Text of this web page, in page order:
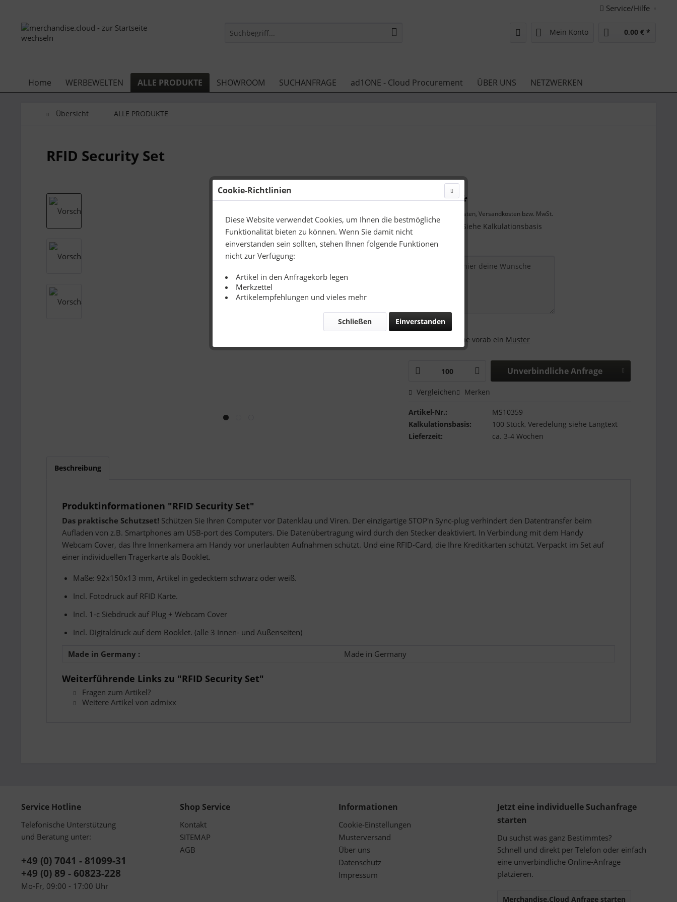
Service/Hilfe
Mein Konto 0,00 € *
Home WERBEWELTEN ALLE PRODUKTE SHOWROOM SUCHANFRAGE ad1ONE - Cloud Procurement ÜBER UNS NETZWERKEN
Übersicht ALLE PRODUKTE
RFID Security Set
12,50 € *
zzgl. Drucknebenkosten, Versandkosten bzw. MwSt.
Richtpreise - Siehe Kalkulationsbasis
Musterversand:
Ich hätte gerne vorab ein Muster
Unverbindliche Anfrage
Vergleichen Merken
Artikel-Nr.:
MS10359
Kalkulationsbasis:
100 Stück, Veredelung siehe Langtext
Lieferzeit:
ca. 3-4 Wochen
Beschreibung
Produktinformationen "RFID Security Set"
Das praktische Schutzset! Schützen Sie Ihren Computer vor Datenklau und Viren. Der einzigartige STOP'n Sync-plug verhindert den Datentransfer beim
Aufladen von z.B. Smartphones am USB-port des Computers. Die Datenübertragung wird durch den Stecker deaktiviert. In Verbindung mit dem Handy
Webcam Cover, das Ihre Innenkamera am Handy vor unerlaubten Aufnahmen schützt. Und eine RFID-Card, die Ihre Kreditkarten schützt. Verpackt im Set auf
einer individuellen Trägerkarte als Booklet.
Maße: 92x150x13 mm, Artikel in gedecktem schwarz oder weiß.
Incl. Fotodruck auf RFID Karte.
Incl. 1-c Siebdruck auf Plug + Webcam Cover
Incl. Digitaldruck auf dem Booklet. (alle 3 Innen- und Außenseiten)
Made in Germany : Made in Germany
Weiterführende Links zu "RFID Security Set"
Fragen zum Artikel?
Weitere Artikel von admixx
Service Hotline
Telefonische Unterstützung
und Beratung unter:
+49 (0) 7041 - 81099-31
+49 (0) 89 - 60823-228
Mo-Fr, 09:00 - 17:00 Uhr
Shop Service
Kontakt
SITEMAP
AGB
Informationen
Cookie-Einstellungen
Musterversand
Über uns
Datenschutz
Impressum
Jetzt eine individuelle Suchanfrage
starten
Du suchst was ganz Bestimmtes?
Schnell und direkt per Telefon oder einfach
eine unverbindliche Online-Anfrage
platzieren.
Merchandise.Cloud Anfrage starten
Cookie-Richtlinien
Diese Website verwendet Cookies, um Ihnen die bestmögliche
Funktionalität bieten zu können. Wenn Sie damit nicht
einverstanden sein sollten, stehen Ihnen folgende Funktionen
nicht zur Verfügung:
Artikel in den Anfragekorb legen
Merkzettel
Artikelempfehlungen und vieles mehr
Einverstanden
Schließen